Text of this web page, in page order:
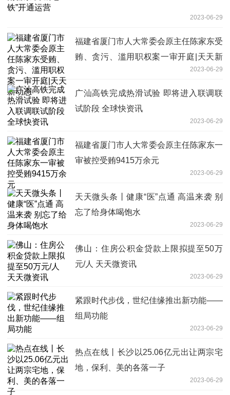
2023-06-29
福建省厦门市人大常委会原主任陈家东受
贿、贪污、滥用职权案一审开庭|天天新
2023-06-29
广汕高铁完成热滑试验 即将进入联调联
试阶段 全球快资讯
2023-06-29
福建省厦门市人大常委会原主任陈家东一
审被控受贿9415万余元
2023-06-29
天天微头条丨健康“医”点通 高温来袭 别
忘了给身体喝饱水
2023-06-29
佛山：住房公积金贷款上限拟提至50万
元/人 天天微资讯
2023-06-29
紧跟时代步伐，世纪佳缘推出新功能——
组局功能
2023-06-29
热点在线丨长沙以25.06亿元出让两宗宅
地，保利、美的各落一子
2023-06-29